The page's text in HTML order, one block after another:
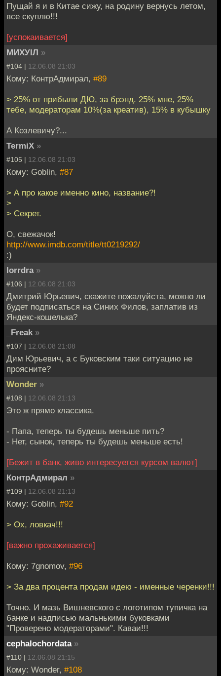
Пущай я и в Китае сижу, на родину вернусь летом,
все скуплю!!!
[успокаивается]
МИХУIЛ »
#104 | 12.06.08 21:03
Кому: КонтрАдмирал, #89
> 25% от прибыли ДЮ, за брэнд. 25% мне, 25%
тебе, модераторам 10%(за креатив), 15% в кубышку
А Козлевичу?...
TermiX »
#105 | 12.06.08 21:03
Кому: Goblin, #87
> А про какое именно кино, название?!
>
> Секрет.
О, свежачок!
http://www.imdb.com/title/tt0219292/
:)
lorrdra »
#106 | 12.06.08 21:03
Дмитрий Юрьевич, скажите пожалуйста, можно ли
будет подписаться на Синих Филов, заплатив из
Яндекс-кошелька?
_Freak »
#107 | 12.06.08 21:08
Дим Юрьевич, а с Буковским таки ситуацию не
проясните?
Wonder »
#108 | 12.06.08 21:13
Это ж прямо классика.
- Папа, теперь ты будешь меньше пить?
- Нет, сынок, теперь ты будешь меньше есть!
[Бежит в банк, живо интересуется курсом валют]
КонтрАдмирал »
#109 | 12.06.08 21:13
Кому: Goblin, #92
> Ох, ловкач!!!
[важно прохаживается]
Кому: 7gnomov, #96
> За два процента продам идею - именные черенки!!!
Точно. И мазь Вишневского с логотипом тупичка на
банке и надписью мальнькими буковками
"Проверено модераторами". Каваи!!!
cephalochordata »
#110 | 12.06.08 21:15
Кому: Wonder, #108